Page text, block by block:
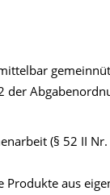
der
(§ 52 II
aus